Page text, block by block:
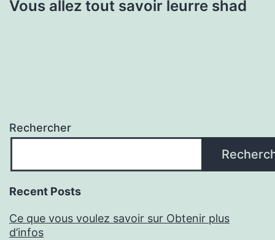
Vous allez tout savoir leurre shad
Rechercher
Recent Posts
Ce que vous voulez savoir sur Obtenir plus
d’infos